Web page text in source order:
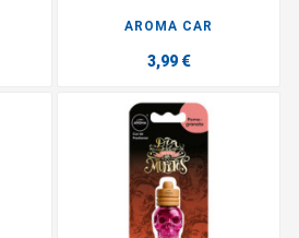
AROMA CAR
3,99 €